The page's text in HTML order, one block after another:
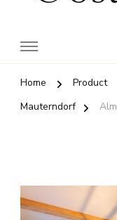
Home Product
Mauterndorf